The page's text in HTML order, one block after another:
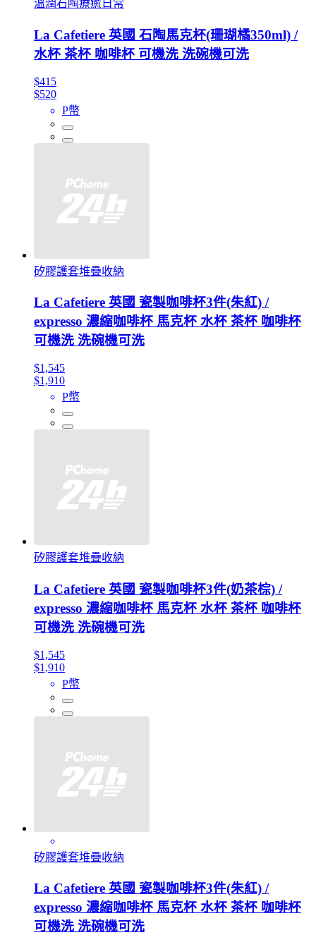
溫潤石陶療癒日常
La Cafetiere 英國 石陶馬克杯(珊瑚橘350ml) /
水杯 茶杯 咖啡杯 可機洗 洗碗機可洗
$415
$520
P幣
矽膠護套堆疊收納
La Cafetiere 英國 瓷製咖啡杯3件(朱紅) /
expresso 濃縮咖啡杯 馬克杯 水杯 茶杯 咖啡杯
可機洗 洗碗機可洗
$1,545
$1,910
P幣
矽膠護套堆疊收納
La Cafetiere 英國 瓷製咖啡杯3件(奶茶棕) /
expresso 濃縮咖啡杯 馬克杯 水杯 茶杯 咖啡杯
可機洗 洗碗機可洗
$1,545
$1,910
P幣
矽膠護套堆疊收納
La Cafetiere 英國 瓷製咖啡杯3件(朱紅) /
expresso 濃縮咖啡杯 馬克杯 水杯 茶杯 咖啡杯
可機洗 洗碗機可洗